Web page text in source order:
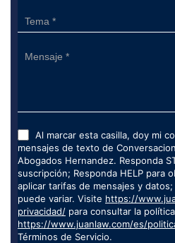
Al marcar esta casilla, doy mi
mensajes de texto de
Abogados Hernandez. Responda
suscripción; Responda HELP para
aplicar tarifas de mensajes y
puede variar. Visite https://
privacidad/ para consultar la
https://www.juanlaw.com/es/
Términos de Servicio.